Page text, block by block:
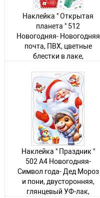
Наклейка " Открытая
планета " 512
Новогодняя- Новогодняя
почта, ПВХ, цветные
блестки в лаке,
Авторизуйтесь, чтобы
увидеть цену
18 товаров
Наклейка " Праздник "
502 А4 Новогодняя-
Символ года- Дед Мороз
и пони, двусторонняя,
глянцевый УФ-лак,